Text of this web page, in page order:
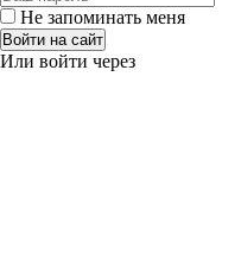
Не запоминать меня
Войти на сайт
Или войти через